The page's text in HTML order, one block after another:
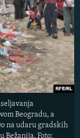
Beogradu, a
na udaru gradskih
Bežanija. Foto: